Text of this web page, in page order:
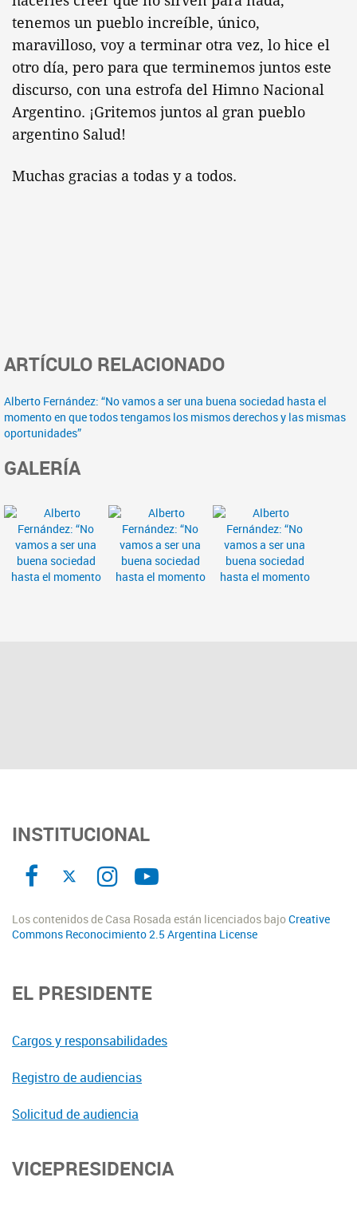
tenemos un pueblo increíble, único,
maravilloso, voy a terminar otra vez, lo hice el
otro día, pero para que terminemos juntos este
discurso, con una estrofa del Himno Nacional
Argentino. ¡Gritemos juntos al gran pueblo
argentino Salud!
Muchas gracias a todas y a todos.
ARTÍCULO RELACIONADO
Alberto Fernández: “No vamos a ser una buena sociedad hasta el
momento en que todos tengamos los mismos derechos y las mismas
oportunidades”
GALERÍA
INSTITUCIONAL
Los contenidos de Casa Rosada están licenciados bajoCreative
Commons Reconocimiento 2.5 Argentina License
EL PRESIDENTE
Cargos y responsabilidades
Registro de audiencias
Solicitud de audiencia
VICEPRESIDENCIA